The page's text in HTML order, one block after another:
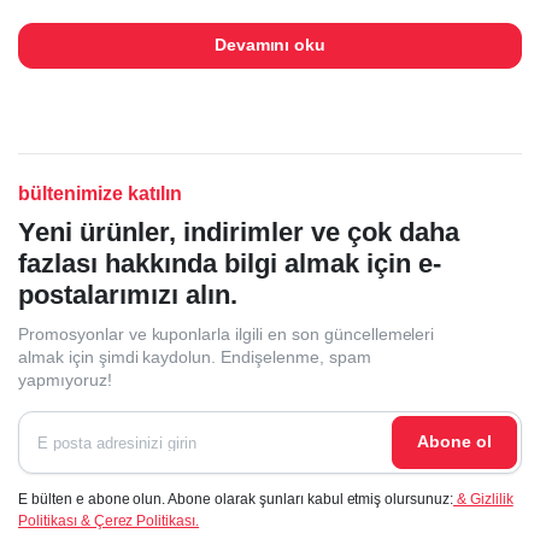
Devamını oku
bültenimize katılın
Yeni ürünler, indirimler ve çok daha
fazlası hakkında bilgi almak için e-
postalarımızı alın.
Promosyonlar ve kuponlarla ilgili en son güncellemeleri
almak için şimdi kaydolun. Endişelenme, spam
yapmıyoruz!
Abone ol
E bülten e abone olun. Abone olarak şunları kabul etmiş olursunuz: & Gizlilik
Politikası & Çerez Politikası.